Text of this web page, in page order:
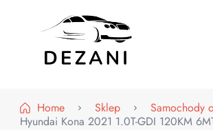
Home
Sklep
Samochody
Hyundai Kona 2021 1.0T-GDI 120KM